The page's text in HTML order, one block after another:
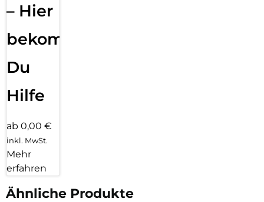
– Hier
bekommst
Du
Hilfe
ab 0,00 €
inkl. MwSt.
Mehr
erfahren
Ähnliche Produkte